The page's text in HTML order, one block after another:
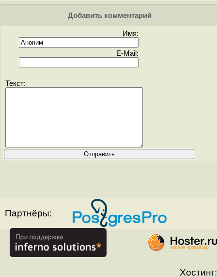
Добавить комментарий
Имя:
E-Mail:
Текст:
Партнёры:
Хостинг: